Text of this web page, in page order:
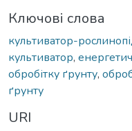
Ключові слова
культиватор-
культиватор,
обробітку ґрунту,
ґрунту
URI